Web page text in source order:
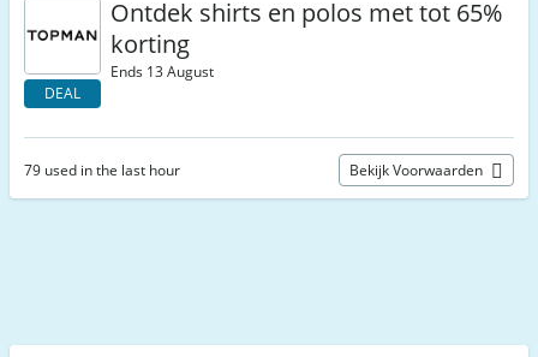
DEAL
Ontdek shirts en polos met tot 65%
korting
Ends 13 August
79 used in the last hour Bekijk Voorwaarden